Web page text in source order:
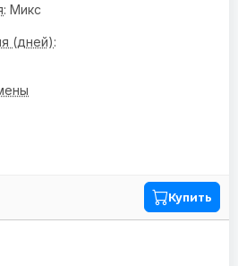
: Микс
(дней):
Купить